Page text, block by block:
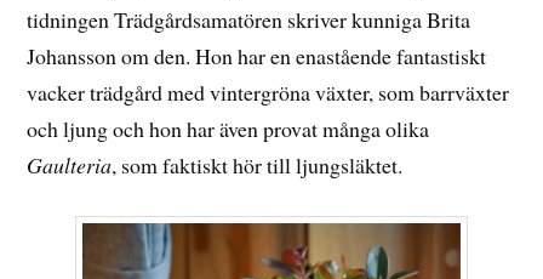
tidningen Trädgårdsamatören skriver kunniga Brita
Johansson om den. Hon har en enastående fantastiskt
vacker trädgård med vintergröna växter, som barrväxter
och ljung och hon har även provat många olika
Gaulteria, som faktiskt hör till ljungsläktet.